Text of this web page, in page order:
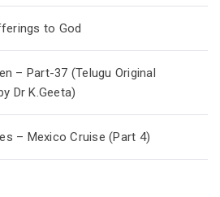
to God
– Part-37 (Telugu Original
Dr K.Geeta)
– Mexico Cruise (Part 4)